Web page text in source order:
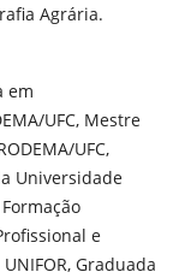
Agrária.
em
UFC, Mestre
UFC,
Universidade
e
Graduada